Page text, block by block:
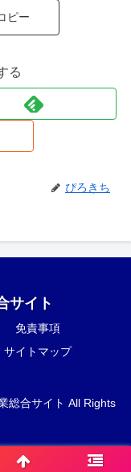
ピー
る
ぴろきち
サイト
免責事項
サイトマップ
総合サイト All Rights